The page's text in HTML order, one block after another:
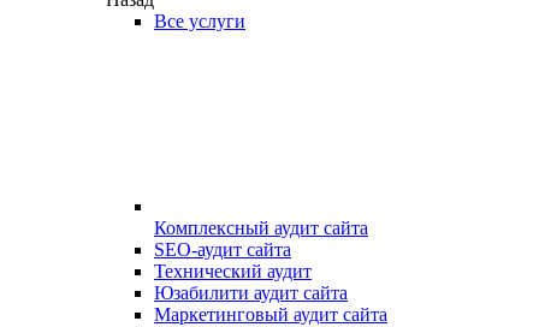
Все услуги
Комплексный аудит сайта
SEO-аудит сайта
Технический аудит
Юзабилити аудит сайта
Маркетинговый аудит сайта